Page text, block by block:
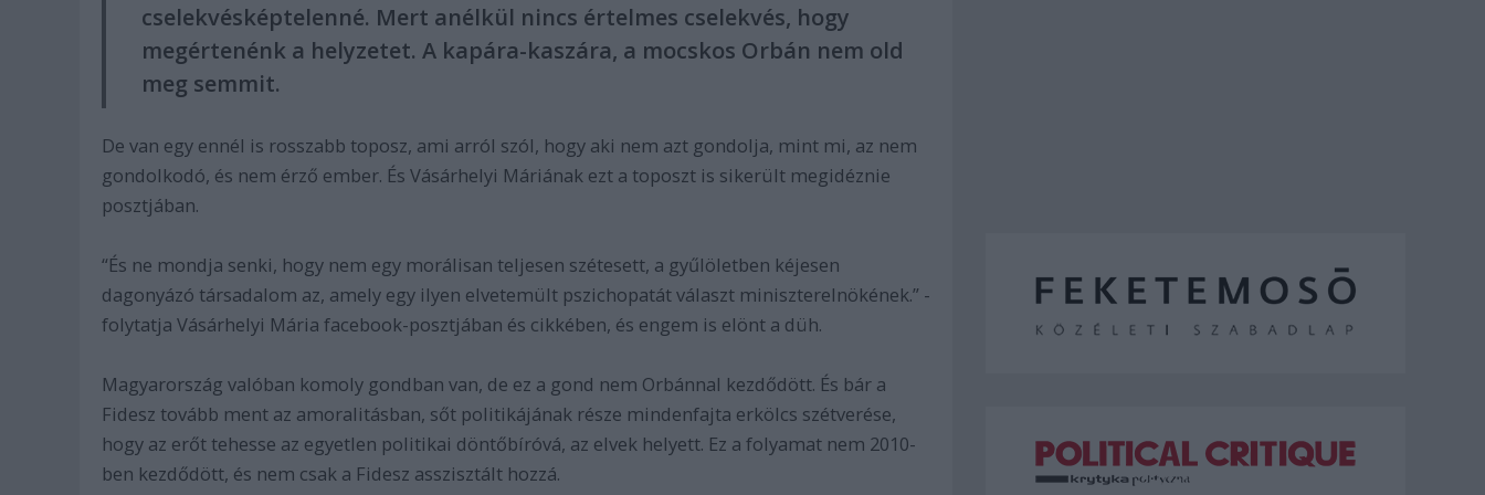
cselekvésképtelenné. Mert anélkül nincs értelmes cselekvés, hogy
megértenénk a helyzetet. A kapára-kaszára, a mocskos Orbán nem old
meg semmit.
De van egy ennél is rosszabb toposz, ami arról szól, hogy aki nem azt gondolja, mint mi, az nem
gondolkodó, és nem érző ember. És Vásárhelyi Máriának ezt a toposzt is sikerült megidéznie
posztjában.
“És ne mondja senki, hogy nem egy morálisan teljesen szétesett, a gyűlöletben kéjesen
dagonyázó társadalom az, amely egy ilyen elvetemült pszichopatát választ miniszterelnökének.” -
folytatja Vásárhelyi Mária facebook-posztjában és cikkében, és engem is elönt a düh.
Magyarország valóban komoly gondban van, de ez a gond nem Orbánnal kezdődött. És bár a
Fidesz tovább ment az amoralitásban, sőt politikájának része mindenfajta erkölcs szétverése,
hogy az erőt tehesse az egyetlen politikai döntőbíróvá, az elvek helyett. Ez a folyamat nem 2010-
ben kezdődött, és nem csak a Fidesz asszisztált hozzá.